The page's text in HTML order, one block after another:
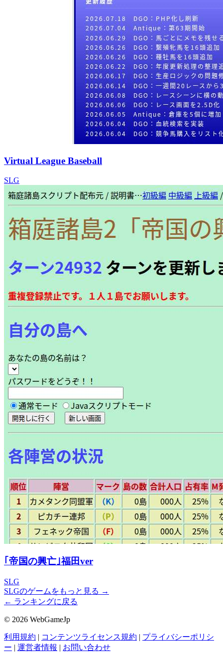
Virtual League Baseball
SLG
｢帝国の興亡｣福田ver
SLG
SLGのゲームをもっと見る →
← ランキングに戻る
© 2026 WebGameJp
利用規約 | コンテンツライセンス規約 | プライバシーポリシ
ー | 運営者情報 | お問い合わせ